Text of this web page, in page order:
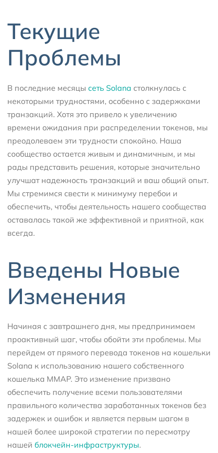
Текущие
Проблемы
В последние месяцы сеть Solana столкнулась с
некоторыми трудностями, особенно с задержками
транзакций. Хотя это привело к увеличению
времени ожидания при распределении токенов, мы
преодолеваем эти трудности спокойно. Наша
сообщество остается живым и динамичным, и мы
рады представить решения, которые значительно
улучшат надежность транзакций и ваш общий опыт.
Мы стремимся свести к минимуму перебои и
обеспечить, чтобы деятельность нашего сообщества
оставалась такой же эффективной и приятной, как
всегда.
Введены Новые
Изменения
Начиная с завтрашнего дня, мы предпринимаем
проактивный шаг, чтобы обойти эти проблемы. Мы
перейдем от прямого перевода токенов на кошельки
Solana к использованию нашего собственного
кошелька MMAP. Это изменение призвано
обеспечить получение всеми пользователями
правильного количества заработанных токенов без
задержек и ошибок и является первым шагом в
нашей более широкой стратегии по пересмотру
нашей блокчейн-инфраструктуры.